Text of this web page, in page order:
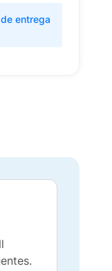
entrega